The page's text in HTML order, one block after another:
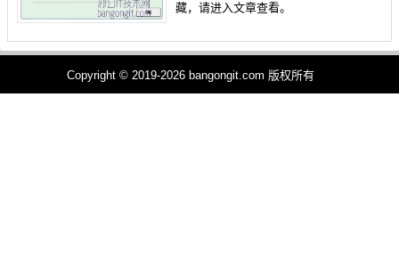
藏，请进入文章查看。
Copyright © 2019-2026 bangongit.com 版权所有